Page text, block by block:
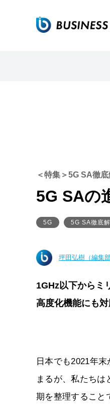
＜特集＞5G SA徹
5G SAの
5G 5G SA徹底
坪田弘樹（編集部
1GHz以下からミ
高度化機能にも
日本でも2021年
まるが、私たち
期を整理すること